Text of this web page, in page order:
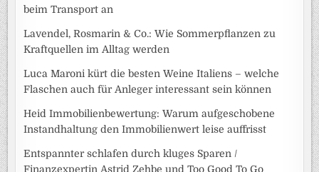
beim Transport an
Lavendel, Rosmarin & Co.: Wie Sommerpflanzen zu
Kraftquellen im Alltag werden
Luca Maroni kürt die besten Weine Italiens – welche
Flaschen auch für Anleger interessant sein können
Heid Immobilienbewertung: Warum aufgeschobene
Instandhaltung den Immobilienwert leise auffrisst
Entspannter schlafen durch kluges Sparen /
Finanzexpertin Astrid Zehbe und Too Good To Go